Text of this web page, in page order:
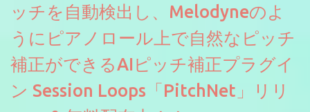
ッチを自動検出し、Melodyneのよ
うにピアノロール上で自然なピッチ
補正ができるAIピッチ補正プラグイ
ン Session Loops「PitchNet」リリ